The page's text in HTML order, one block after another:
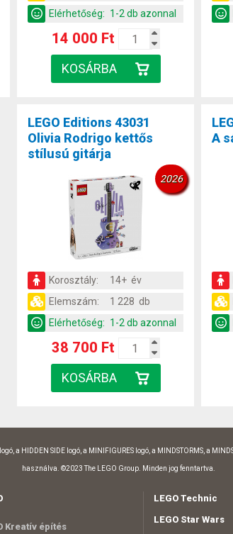
Elérhetőség: 1-2 db azonnal
14 000 Ft
LEGO Editions 43031
Olivia Rodrigo kettős
stílusú gitárja
2026
Korosztály:
14+ év
Elemszám:
1 228 db
Elérhetőség: 1-2 db azonnal
38 700 Ft
A
a HIDDEN SIDE logó, a MINIFIGURES logó, a MINDSTORMS, a
használva. ©2023 The LEGO Group. Minden jog fenntartva.
Kreatív építés
LEGO Technic
LEGO Star Wars